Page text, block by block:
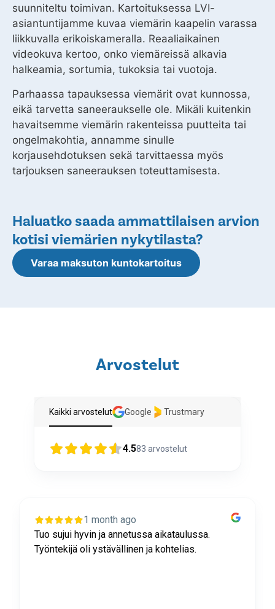
suunniteltu toimivan. Kartoituksessa LVI-
asiantuntijamme kuvaa viemärin kaapelin varassa
liikkuvalla erikoiskameralla. Reaaliaikainen
videokuva kertoo, onko viemäreissä alkavia
halkeamia, sortumia, tukoksia tai vuotoja.
Parhaassa tapauksessa viemärit ovat kunnossa,
eikä tarvetta saneeraukselle ole. Mikäli kuitenkin
havaitsemme viemärin rakenteissa puutteita tai
ongelmakohtia, annamme sinulle
korjausehdotuksen sekä tarvittaessa myös
tarjouksen saneerauksen toteuttamisesta.
Haluatko saada ammattilaisen arvion
kotisi viemärien nykytilasta?
Varaa maksuton kuntokartoitus
Arvostelut
Kaikki arvostelut Google Trustmary
4.583 arvostelut
1 month ago
Tuo sujui hyvin ja annetussa aikataulussa.
Työntekijä oli ystävällinen ja kohtelias.